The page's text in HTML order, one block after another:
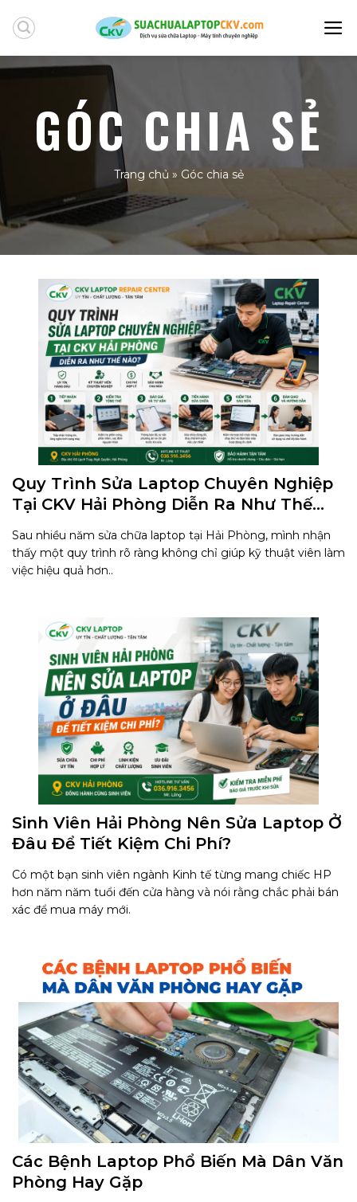
content
GÓC CHIA SẺ
Trang chủ » Góc chia sẻ
Quy Trình Sửa Laptop Chuyên Nghiệp
Tại CKV Hải Phòng Diễn Ra Như Thế
Sau nhiều năm sửa chữa laptop tại Hải Phòng, mình nhận
thấy một quy trình rõ ràng không chỉ giúp kỹ thuật viên làm
việc hiệu quả hơn..
Sinh Viên Hải Phòng Nên Sửa Laptop Ở
Đâu Để Tiết Kiệm Chi Phí?
Có một bạn sinh viên ngành Kinh tế từng mang chiếc HP
hơn năm năm tuổi đến cửa hàng và nói rằng chắc phải bán
xác để mua máy mới.
Các Bệnh Laptop Phổ Biến Mà Dân Văn
Phòng Hay Gặp